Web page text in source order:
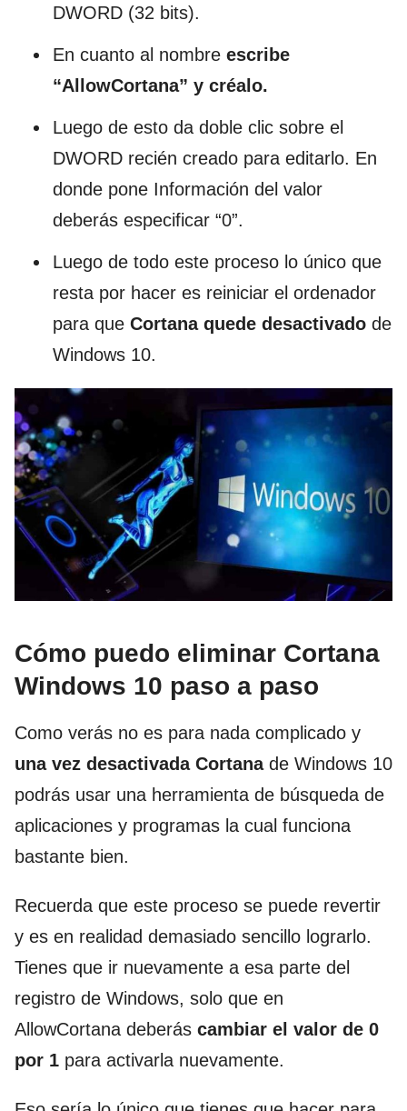
DWORD (32 bits).
En cuanto al nombre escribe
“AllowCortana” y créalo.
Luego de esto da doble clic sobre el
DWORD recién creado para editarlo. En
donde pone Información del valor
deberás especificar “0”.
Luego de todo este proceso lo único que
resta por hacer es reiniciar el ordenador
para que Cortana quede desactivado de
Windows 10.
Cómo puedo eliminar Cortana
Windows 10 paso a paso
Como verás no es para nada complicado y
una vez desactivada Cortanade Windows 10
podrás usar una herramienta de búsqueda de
aplicaciones y programas la cual funciona
bastante bien.
Recuerda que este proceso se puede revertir
y es en realidad demasiado sencillo lograrlo.
Tienes que ir nuevamente a esa parte del
registro de Windows, solo que en
AllowCortana deberás cambiar el valor de 0
por 1 para activarla nuevamente.